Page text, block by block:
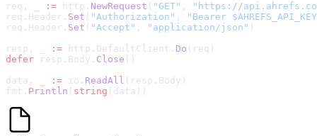
req, _ := http. NewRequest ( "GET" , " https://
req.Header. Set ( "Authorization" ,
"Bearer
req.Header. Set ( "Accept" , "application/json" )
resp, _
:= http.DefaultClient. Do (req)
defer resp.Body. Close ()
data, _
:= io. ReadAll (resp.Body)
fmt. Println ( string (data))